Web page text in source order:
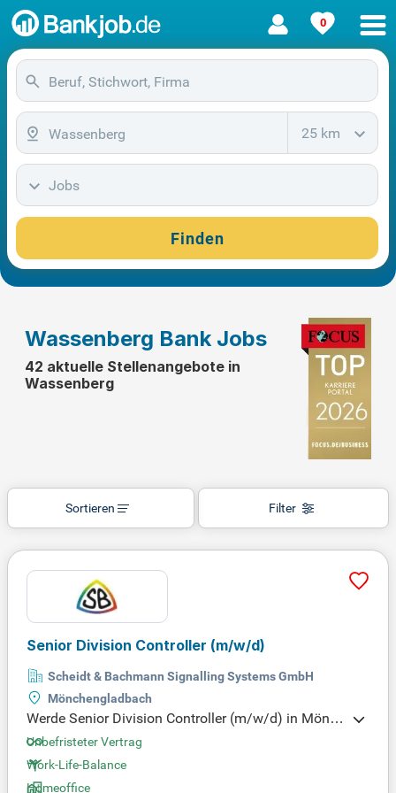
0
25 km
Jobs
Finden
Wassenberg Bank Jobs
42 aktuelle Stellenangebote in
Wassenberg
Filter
Sortieren
Senior Division Controller (m/w/d)
Scheidt & Bachmann Signalling Systems GmbH
Mönchengladbach
Werde Senior Division Controller (m/w/d) in Mönc
hengladbach bei Düsseldorf! Bei Scheidt & Bachm
ann gestalten wir die Zukunft der Mobilität mit inn
ovativen Lösungen. Seit über 150 Jahren sorgen w
Unbefristeter Vertrag
Work-Life-Balance
Homeoffice